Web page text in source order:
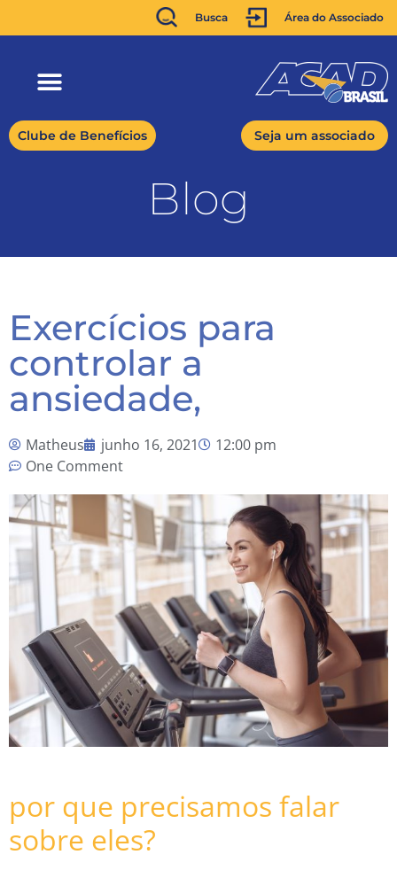
Busca Área do Associado
Clube de Benefícios Seja um associado
Blog
Exercícios para
controlar a
ansiedade,
Matheus junho 16, 2021
12:00 pm
One Comment
por que precisamos falar
sobre eles?